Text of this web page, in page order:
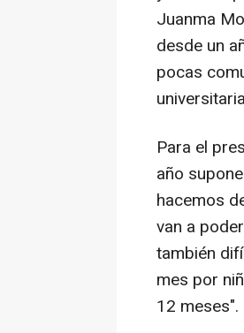
Juanma
desde un
pocas
Para el
año
hacemos
van a
también
mes por
12 meses".